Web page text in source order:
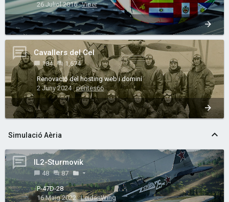
26 Juliol 2016 Viper
Cavallers del Cel
184
1,674
Renovació del hosting web i domini
2 Juny 2024 perites66
Simulació Aèria
IL2-Sturmovik
48
87
P-47D-28
16 Maig 2022 LeidanWing